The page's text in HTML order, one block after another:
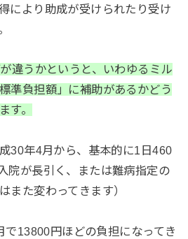
により助成が受けられたり受け
違うかというと、いわゆるミル
準負担額」に補助があるかどう
す。
30年4月から、基本的に1日460
院が長引く、または難病指定の
また変わってきます）
で13800円ほどの負担になってき